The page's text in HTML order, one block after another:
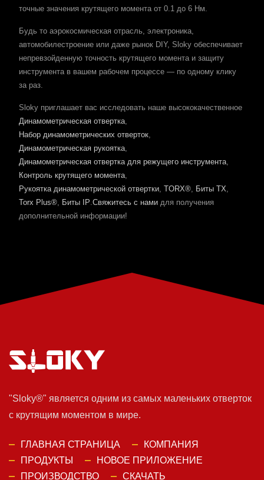
точные значения крутящего момента от 0.1 до 6 Нм.
Будь то аэрокосмическая отрасль, электроника,
автомобилестроение или даже рынок DIY, Sloky обеспечивает
непревзойденную точность крутящего момента и защиту
инструмента в вашем рабочем процессе — по одному клику
за раз.
Sloky приглашает вас исследовать наше высококачественное
Динамометрическая отвертка
Набор динамометрических отверток
Динамометрическая рукоятка
Динамометрическая отвертка для режущего инструмента
Контроль крутящего момента
Рукоятка динамометрической отвертки TORX® Биты TX
Torx Plus® Биты IP Свяжитесь с нами для получения
дополнительной информации!
"Sloky®" является одним из самых маленьких отверток
с крутящим моментом в мире.
ГЛАВНАЯ СТРАНИЦА
КОМПАНИЯ
ПРОДУКТЫ
НОВОЕ ПРИЛОЖЕНИЕ
ПРОИЗВОДСТВО
СКАЧАТЬ